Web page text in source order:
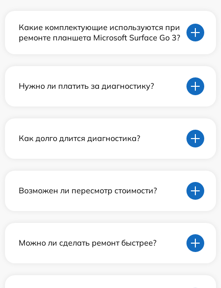
Какие комплектующие используются при
ремонте планшета Microsoft Surface Go 3?
Нужно ли платить за диагностику?
Как долго длится диагностика?
Возможен ли пересмотр стоимости?
Можно ли сделать ремонт быстрее?